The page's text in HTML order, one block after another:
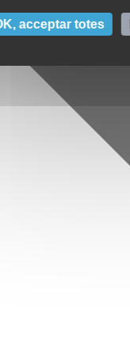
acceptar totes